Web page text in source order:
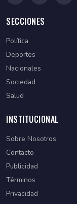
SECCIONES
Política
Deportes
Nacionales
Sociedad
Salud
INSTITUCIONAL
Sobre Nosotros
Contacto
Publicidad
Términos
Privacidad